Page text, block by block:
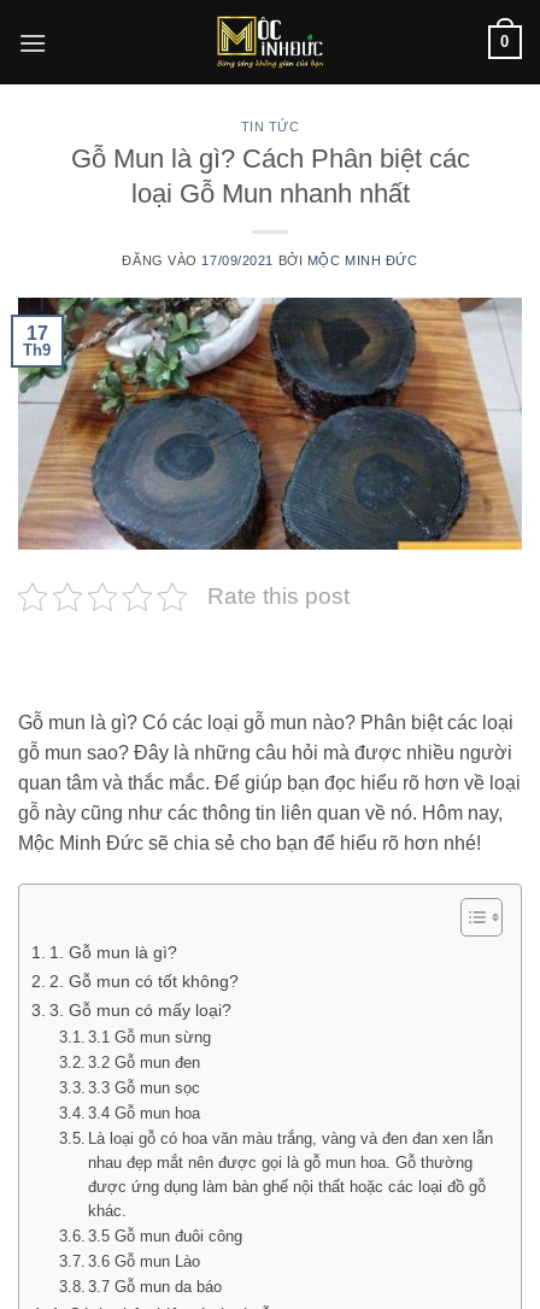
qua
0
TIN TỨC
Gỗ Mun là gì? Cách Phân biệt các
loại Gỗ Mun nhanh nhất
ĐĂNG VÀO 17/09/2021 BỞI MỘC MINH ĐỨC
17
Th9
Rate this post
Gỗ mun là gì? Có các loại gỗ mun nào? Phân biệt các loại
gỗ mun sao? Đây là những câu hỏi mà được nhiều người
quan tâm và thắc mắc. Để giúp bạn đọc hiểu rõ hơn về loại
gỗ này cũng như các thông tin liên quan về nó. Hôm nay,
Mộc Minh Đức sẽ chia sẻ cho bạn để hiểu rõ hơn nhé!
1. Gỗ mun là gì?
2. Gỗ mun có tốt không?
3. Gỗ mun có mấy loại?
3.1 Gỗ mun sừng
3.2 Gỗ mun đen
3.3 Gỗ mun sọc
3.4 Gỗ mun hoa
Là loại gỗ có hoa văn màu trắng, vàng và đen đan xen lẫn
nhau đẹp mắt nên được gọi là gỗ mun hoa. Gỗ thường
được ứng dụng làm bàn ghế nội thất hoặc các loại đồ gỗ
khác.
3.5 Gỗ mun đuôi công
3.6 Gỗ mun Lào
3.7 Gỗ mun da báo